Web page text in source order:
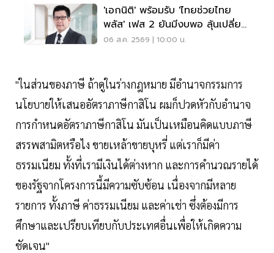
'เอกนิติ' พร้อมรับ 'ไทยช่วยไทย
พลัส' เฟส 2 ยันมีงบพอ ลุ้นเปลี่ยน
สูตรคืน 'คนละครึ่ง'
06 ส.ค. 2569 | 10:00 น.
"ในส่วนของภาษี ถ้าดูในร่างกฎหมาย มีอำนาจกรรมการ
นโยบายให้เสนออัตราภาษีกาสิโน ผมก็ปวดหัวกับอำนาจ
การกำหนดอัตราภาษีกาสิโน มันเป็นเหมือนคิดแบบภาษี
สรรพสามิตหรือไง ขายเหล้าขายบุหรี่ แต่เราก็มีค่า
ธรรมเนียม ทั้งที่เรามีเงินได้ต่างหาก และการคำนวณรายได้
ของรัฐจากโครงการนี้มีความซับซ้อน เนื่องจากมีหลาย
รายการ ทั้งภาษี ค่าธรรมเนียม และค่าเช่า ซึ่งต้องมีการ
ศึกษาและเปรียบเทียบกับประเทศอื่นเพื่อให้เกิดความ
ชัดเจน"